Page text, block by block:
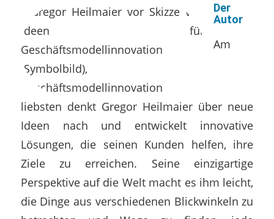
Der
Autor
Am
liebsten denkt Gregor Heilmaier über neue
Ideen nach und entwickelt innovative
Lösungen, die seinen Kunden helfen, ihre
Ziele zu erreichen. Seine einzigartige
Perspektive auf die Welt macht es ihm leicht,
die Dinge aus verschiedenen Blickwinkeln zu